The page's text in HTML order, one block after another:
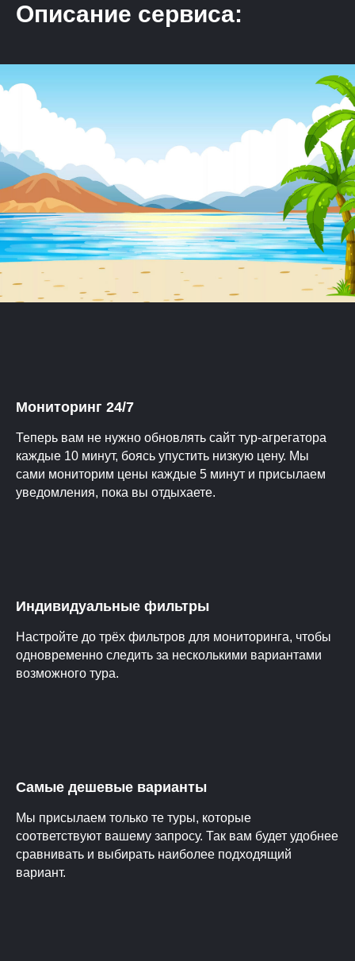
Описание сервиса:
Мониторинг 24/7
Теперь вам не нужно обновлять сайт тур-агрегатора
каждые 10 минут, боясь упустить низкую цену. Мы
сами мониторим цены каждые 5 минут и присылаем
уведомления, пока вы отдыхаете.
Индивидуальные фильтры
Настройте до трёх фильтров для мониторинга, чтобы
одновременно следить за несколькими вариантами
возможного тура.
Самые дешевые варианты
Мы присылаем только те туры, которые
соответствуют вашему запросу. Так вам будет удобнее
сравнивать и выбирать наиболее подходящий
вариант.